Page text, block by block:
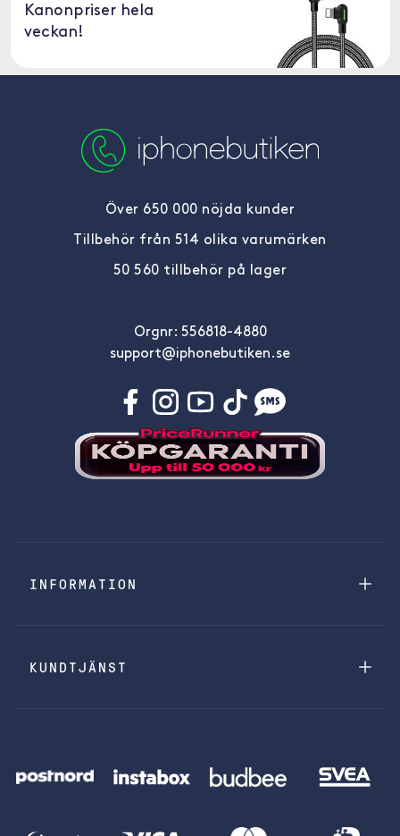
Kanonpriser hela
veckan!
Över 650 000 nöjda kunder
Tillbehör från 514 olika varumärken
50 560 tillbehör på lager
Orgnr: 556818-4880
support@iphonebutiken.se
INFORMATION
KUNDTJÄNST